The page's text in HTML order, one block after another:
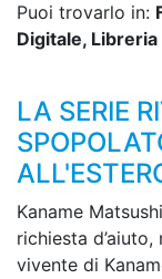
Puoi trovarlo in:
Digitale, Libreria
LA SERIE
Kaname
richiesta
vivente di